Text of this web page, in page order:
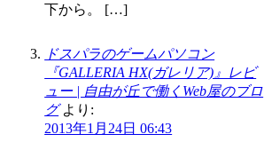
下から。 […]
ドスパラのゲームパソコン
『GALLERIA HX(ガレリア)』レビ
ュー | 自由が丘で働くWeb屋のブロ
グ より:
2013年1月24日 06:43